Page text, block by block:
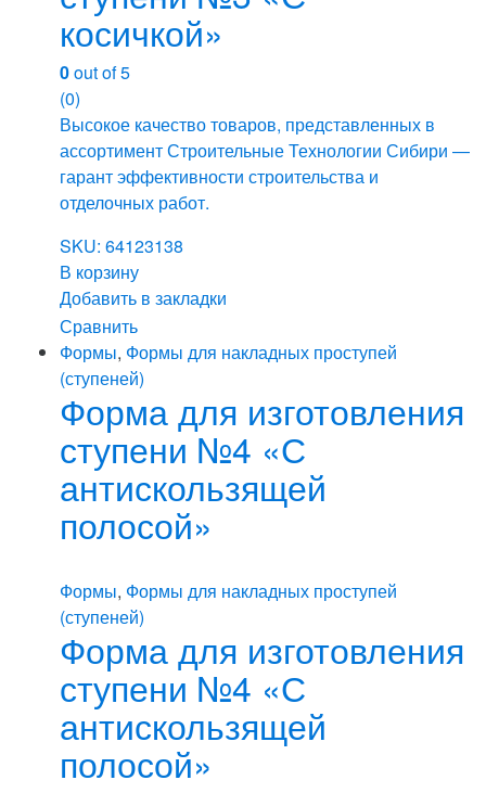
косичкой»
0out of 5
(0)
Высокое качество товаров, представленных в
ассортимент Строительные Технологии Сибири —
гарант эффективности строительства и
отделочных работ.
SKU: 64123138
В корзину
Добавить в закладки
Сравнить
Формы, Формы для накладных проступей
(ступеней)
Форма для изготовления
ступени №4 «С
антискользящей
полосой»
Формы, Формы для накладных проступей
(ступеней)
Форма для изготовления
ступени №4 «С
антискользящей
полосой»